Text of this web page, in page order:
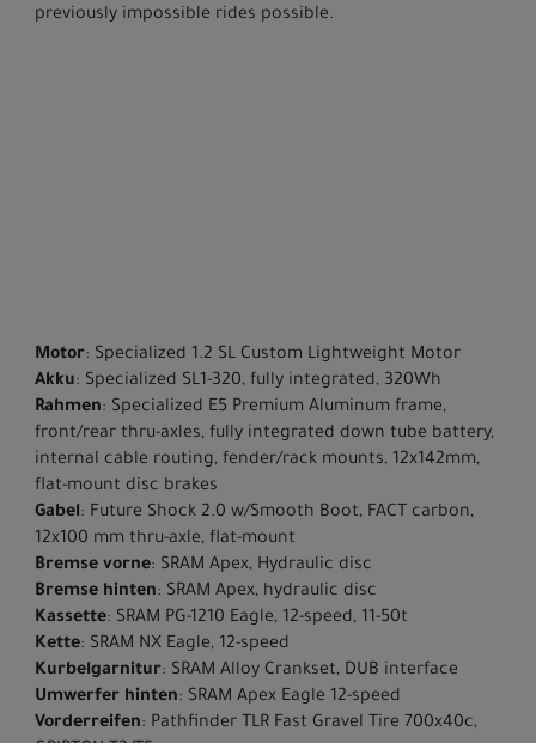
previously impossible rides possible.
Motor: Specialized 1.2 SL Custom Lightweight Motor
Akku: Specialized SL1-320, fully integrated, 320Wh
Rahmen: Specialized E5 Premium Aluminum frame,
front/rear thru-axles, fully integrated down tube battery,
internal cable routing, fender/rack mounts, 12x142mm,
flat-mount disc brakes
Gabel: Future Shock 2.0 w/Smooth Boot, FACT carbon,
12x100 mm thru-axle, flat-mount
Bremse vorne: SRAM Apex, Hydraulic disc
Bremse hinten: SRAM Apex, hydraulic disc
Kassette: SRAM PG-1210 Eagle, 12-speed, 11-50t
Kette: SRAM NX Eagle, 12-speed
Kurbelgarnitur: SRAM Alloy Crankset, DUB interface
Umwerfer hinten: SRAM Apex Eagle 12-speed
Vorderreifen: Pathfinder TLR Fast Gravel Tire 700x40c,